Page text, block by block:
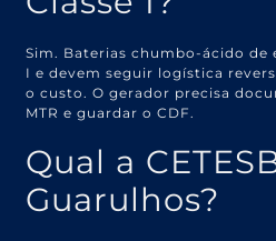
Sim. Baterias chumbo-ácido de
I e devem seguir logística
o custo. O gerador precisa
MTR e guardar o CDF.
Qual a
Guarulhos?